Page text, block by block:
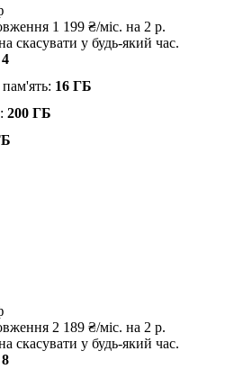
1 199 ₴/міс. на 2 р.
скасувати у будь-який час.
4
16 ГБ
200 ГБ
2 189 ₴/міс. на 2 р.
скасувати у будь-який час.
8